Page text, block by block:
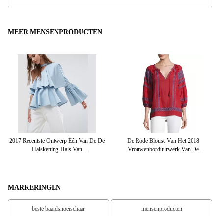
MEER MENSENPRODUCTEN
2017 Recentste Ontwerp Één Van De De
Halsketting-Hals Van
De Rode Blouse Van Het 2018
Vrouwenborduurwerk Van De
MARKERINGEN
beste baardsnoeischaar mensenproducten